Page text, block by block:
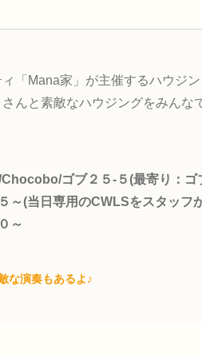
「Mana家」が主催するハウジン
んと素敵なハウジングをみんな
ゴブ２５-５(最寄り：ゴ
～(当日専用のCWLSをスタッフ
～
な演奏もあるよ♪